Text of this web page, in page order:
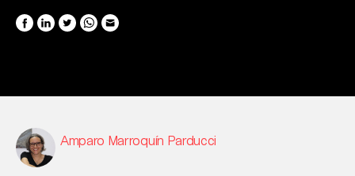
Amparo Marroquín Parducci